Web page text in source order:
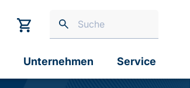
Unternehmen Service